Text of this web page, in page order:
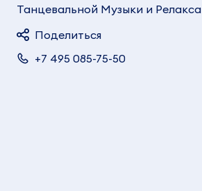
Танцевальной Музыки и Релакса
Поделиться
+7 495 085-75-50